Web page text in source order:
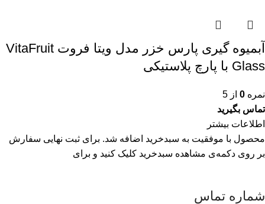
آبمیوه گیری پارس خزر مدل ویتا فروت VitaFruit
Glass با پارچ پلاستیکی
نمره 0 از 5
تماس بگیرید
اطلاعات بیشتر
محصول با موفقیت به سبدخرید اضافه شد. برای ثبت نهایی سفارش
بر روی دکمه‌ی مشاهده سبدخرید کلیک کنید و برای
شماره تماس